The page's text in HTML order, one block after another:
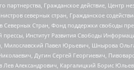
Гражданское действие, Центр
северных стран, Гражданское
Стран, Фонд поддержки свободы
Институт Развития Свободы
Милославский Павел Юрьевич, Шнырова
Дугин Сергей Георгиевич,
Александрович, Каргалицкий Борис